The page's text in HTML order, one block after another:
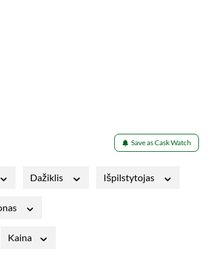
Save as Cask Watch
Dažiklis Išpilstytojas
Kaina